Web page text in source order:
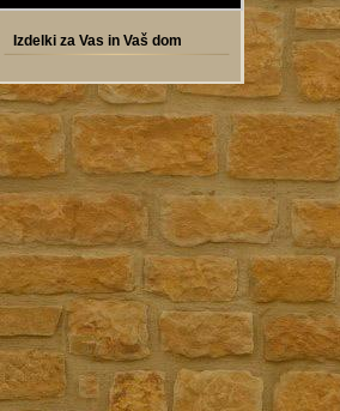
Izdelki za Vas in Vaš dom